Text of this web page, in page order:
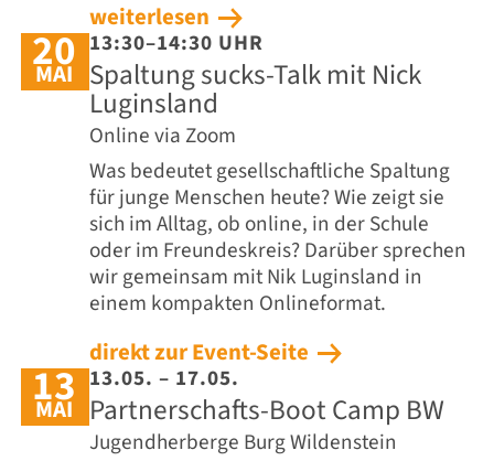
weiterlesen
20
MAI
13:30–14:30 UHR
Spaltung sucks-Talk mit Nick
Luginsland
Online via Zoom
Was bedeutet gesellschaftliche Spaltung
für junge Menschen heute? Wie zeigt sie
sich im Alltag, ob online, in der Schule
oder im Freundeskreis? Darüber sprechen
wir gemeinsam mit Nik Luginsland in
einem kompakten Onlineformat.
direkt zur Event-Seite
13
MAI
13.05. – 17.05.
Partnerschafts-Boot Camp BW
Jugendherberge Burg Wildenstein